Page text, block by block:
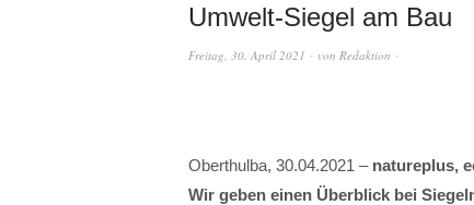
Umwelt-Siegel am Bau
Freitag, 30. April 2021 von Redaktion
Oberthulba, 30.04.2021 – natureplus,
Wir geben einen Überblick bei